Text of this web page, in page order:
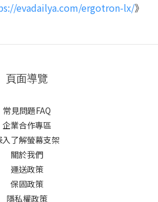
evadailya.com/ergotron-lx/》
頁面導覽
常見問題FAQ
企業合作專區
入了解螢幕支架
關於我們
運送政策
保固政策
隱私權政策